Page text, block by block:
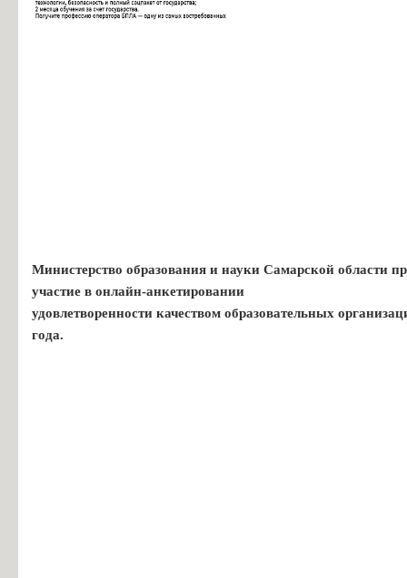
Министерство образования и науки Самарской области
участие в онлайн-анкетировании
удовлетворенности качеством образовательных
года.